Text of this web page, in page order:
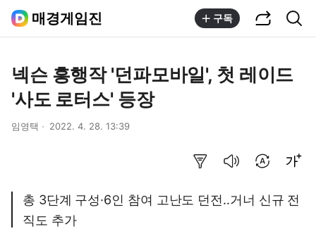
매경게임진 구독
넥슨 흥행작 '던파모바일', 첫 레이드
'사도 로터스' 등장
임영택 2022. 4. 28. 13:39
총 3단계 구성·6인 참여 고난도 던전..거너 신규 전
직도 추가